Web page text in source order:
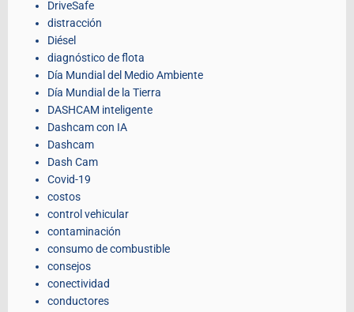
DriveSafe
distracción
Diésel
diagnóstico de flota
Día Mundial del Medio Ambiente
Día Mundial de la Tierra
DASHCAM inteligente
Dashcam con IA
Dashcam
Dash Cam
Covid-19
costos
control vehicular
contaminación
consumo de combustible
consejos
conectividad
conductores